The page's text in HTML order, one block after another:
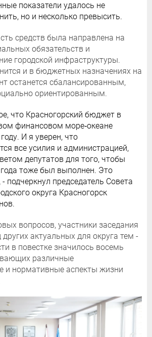
показатели удалось не
но и несколько превысить.
средств была направлена на
обязательств и
городской инфраструктуры.
и в бюджетных назначениях на
останется сбалансированным,
ориентированным.
что Красногорский бюджет в
финансовом море‑океане
И я уверен, что
все усилия и администрацией,
депутатов для того, чтобы
тоже был выполнен. Это
подчеркнул председатель Совета
округа Красногорск
вопросов, участники заседания
актуальных для округа тем -
в повестке значилось восемь
различные
и нормативные аспекты жизни